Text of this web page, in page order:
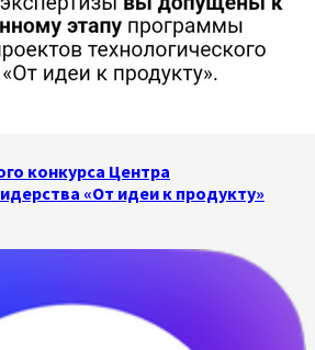
конкурса Центра
«От идеи к продукту»